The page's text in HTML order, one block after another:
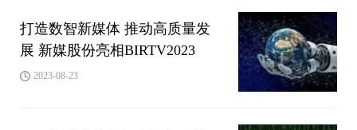
打造数智新媒体 推动高质量发
展 新媒股份亮相BIRTV2023
2023-08-23